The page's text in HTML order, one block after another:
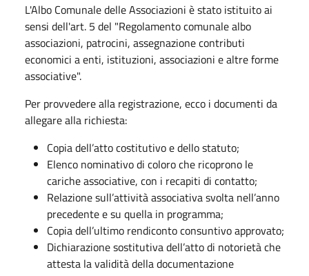
L'Albo Comunale delle Associazioni è stato istituito ai
sensi dell'art. 5 del "Regolamento comunale albo
associazioni, patrocini, assegnazione contributi
economici a enti, istituzioni, associazioni e altre forme
associative".
Per provvedere alla registrazione, ecco i documenti da
allegare alla richiesta:
Copia dell’atto costitutivo e dello statuto;
Elenco nominativo di coloro che ricoprono le
cariche associative, con i recapiti di contatto;
Relazione sull’attività associativa svolta nell’anno
precedente e su quella in programma;
Copia dell’ultimo rendiconto consuntivo approvato;
Dichiarazione sostitutiva dell’atto di notorietà che
attesta la validità della documentazione